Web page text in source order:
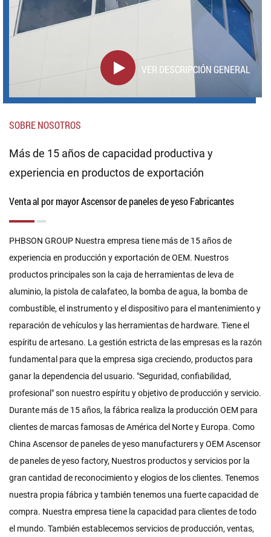
VER DESCRIPCIÓN GENERAL
SOBRE NOSOTROS
Más de 15 años de capacidad productiva y
experiencia en productos de exportación
Venta al por mayor Ascensor de paneles de yeso Fabricantes
PHBSON GROUP Nuestra empresa tiene más de 15 años de
experiencia en producción y exportación de OEM. Nuestros
productos principales son la caja de herramientas de leva de
aluminio, la pistola de calafateo, la bomba de agua, la bomba de
combustible, el instrumento y el dispositivo para el mantenimiento y
reparación de vehículos y las herramientas de hardware. Tiene el
espíritu de artesano. La gestión estricta de las empresas es la razón
fundamental para que la empresa siga creciendo, productos para
ganar la dependencia del usuario. "Seguridad, confiabilidad,
profesional" son nuestro espíritu y objetivo de producción y servicio.
Durante más de 15 años, la fábrica realiza la producción OEM para
clientes de marcas famosas de América del Norte y Europa. Como
China Ascensor de paneles de yeso manufacturersyOEM Ascensor
de paneles de yeso factory, Nuestros productos y servicios por la
gran cantidad de reconocimiento y elogios de los clientes. Tenemos
nuestra propia fábrica y también tenemos una fuerte capacidad de
compra. Nuestra empresa tiene la capacidad para clientes de todo
el mundo. También establecemos servicios de producción, ventas,